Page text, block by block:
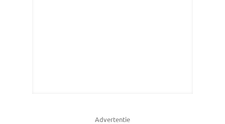
Advertentie